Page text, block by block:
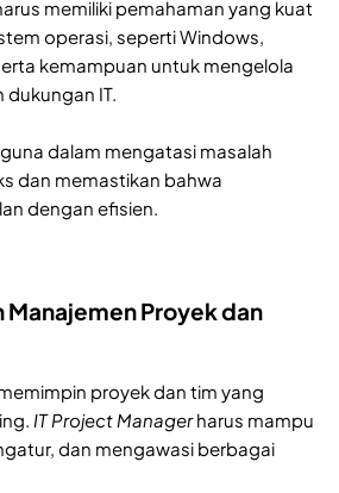
memiliki pemahaman yang kuat
operasi, seperti Windows,
kemampuan untuk mengelola
dukungan IT.
dalam mengatasi masalah
dan memastikan bahwa
dengan efisien.
Proyek dan
proyek dan tim yang
IT Project Managerharus mampu
dan mengawasi berbagai